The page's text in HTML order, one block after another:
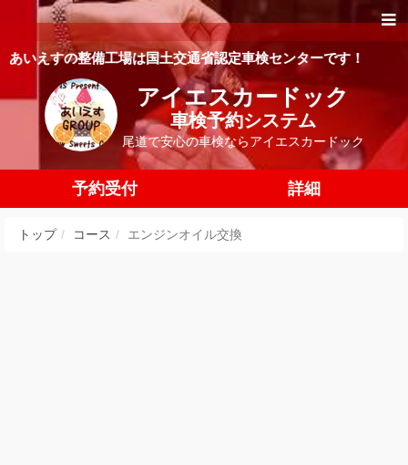
あいえすの整備工場は国土交通省認定車検センターです！
アイエスカードック
車検予約システム
尾道で安心の車検ならアイエスカードック
予約受付 詳細
トップ コース エンジンオイル交換